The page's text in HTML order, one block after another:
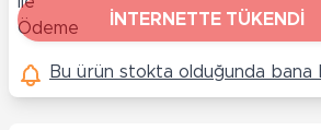
İNTERNETTE TÜKENDİ
Bu ürün stokta olduğunda bana